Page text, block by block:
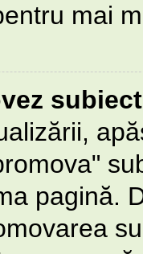
mai
pagină.